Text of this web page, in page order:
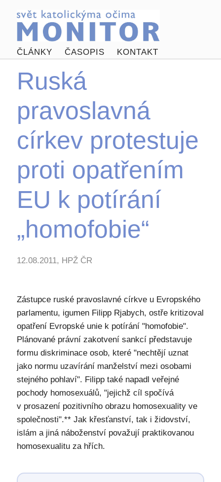
ČLÁNKY ČASOPIS KONTAKT
Ruská
pravoslavná
církev protestuje
proti opatřením
EU k potírání
„homofobie“
12.08.2011, HPŽ ČR
Zástupce ruské pravoslavné církve u Evropského
parlamentu, igumen Filipp Rjabych, ostře kritizoval
opatření Evropské unie k potírání "homofobie".
Plánované právní zakotvení sankcí představuje
formu diskriminace osob, které "nechtějí uznat
jako normu uzavírání manželství mezi osobami
stejného pohlaví". Filipp také napadl veřejné
pochody homosexuálů, "jejichž cíl spočívá
v prosazení pozitivního obrazu homosexuality ve
společnosti".** Jak křesťanství, tak i židovství,
islám a jiná náboženství považují praktikovanou
homosexualitu za hřích.